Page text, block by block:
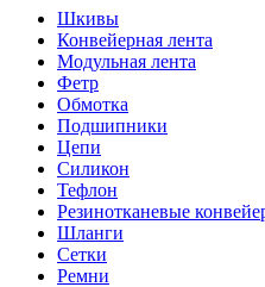
Шкивы
Конвейерная лента
Модульная лента
Фетр
Обмотка
Подшипники
Цепи
Силикон
Тефлон
Резинотканевые
Шланги
Сетки
Ремни